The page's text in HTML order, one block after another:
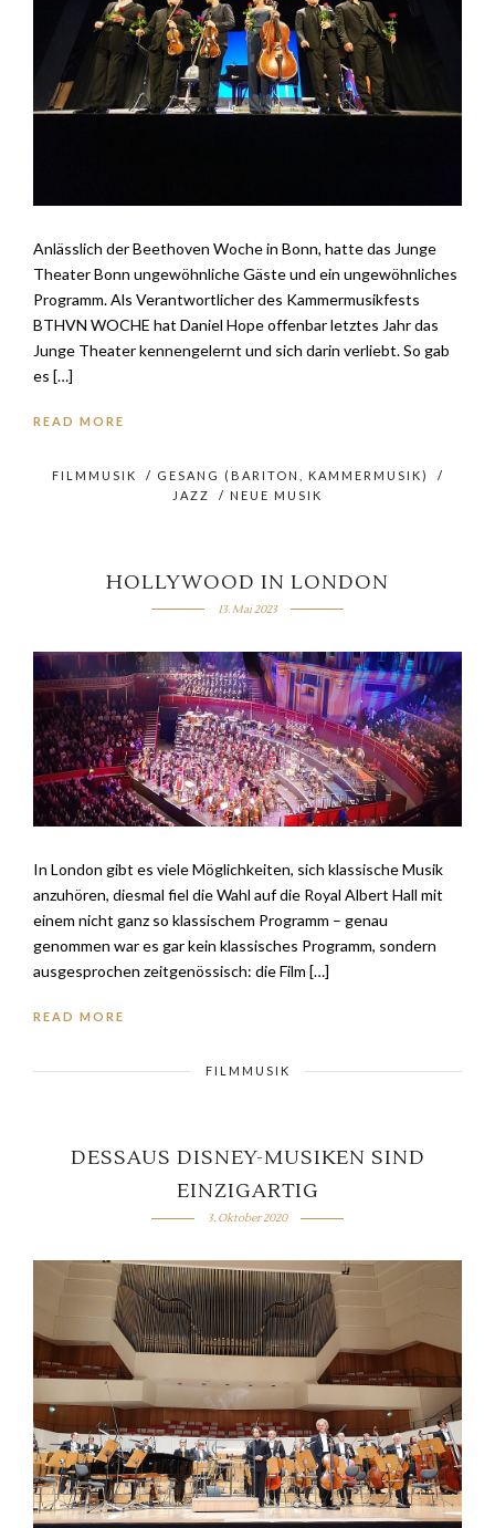
Anlässlich der Beethoven Woche in Bonn, hatte das Junge
Theater Bonn ungewöhnliche Gäste und ein ungewöhnliches
Programm. Als Verantwortlicher des Kammermusikfests
BTHVN WOCHE hat Daniel Hope offenbar letztes Jahr das
Junge Theater kennengelernt und sich darin verliebt. So gab
es […]
READ MORE
FILMMUSIK / GESANG (BARITON, KAMMERMUSIK)
/
JAZZ
/ NEUE MUSIK
HOLLYWOOD IN LONDON
13. Mai 2023
In London gibt es viele Möglichkeiten, sich klassische Musik
anzuhören, diesmal fiel die Wahl auf die Royal Albert Hall mit
einem nicht ganz so klassischem Programm – genau
genommen war es gar kein klassisches Programm, sondern
ausgesprochen zeitgenössisch: die Film […]
READ MORE
FILMMUSIK
DESSAUS DISNEY-MUSIKEN SIND
EINZIGARTIG
3. Oktober 2020